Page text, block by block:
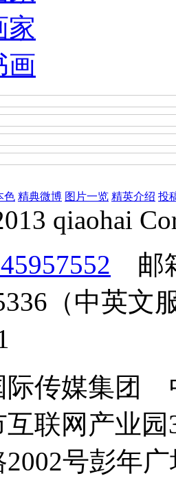
家
画
色 精典微博 图片一览 精英介绍 投
qiaohai
邮
（中英文
际传媒集团
联网产业
号彭年